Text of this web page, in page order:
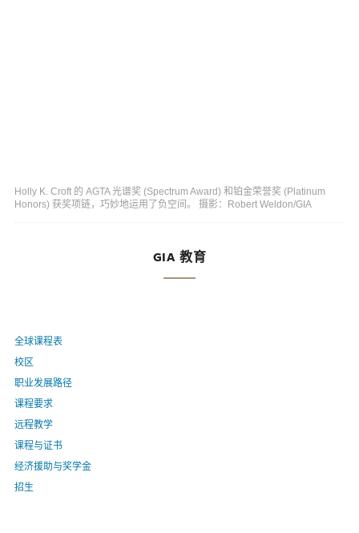
Holly K. Croft 的 AGTA 光谱奖 (Spectrum Award) 和铂金荣誉奖 (Platinum
Honors) 获奖项链，巧妙地运用了负空间。 摄影：Robert Weldon/GIA
GIA 教育
全球课程表
校区
职业发展路径
课程要求
远程教学
课程与证书
经济援助与奖学金
招生